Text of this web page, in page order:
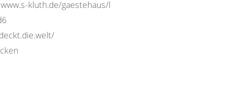
kluth.de/gaestehaus/l